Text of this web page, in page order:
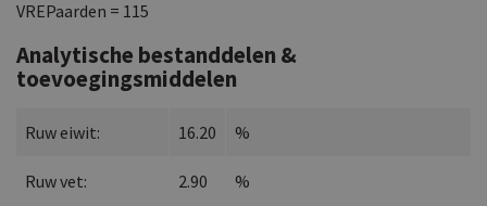
VREPaarden = 115
Analytische bestanddelen &
toevoegingsmiddelen
Ruw eiwit: 16.20 %
Ruw vet: 2.90 %